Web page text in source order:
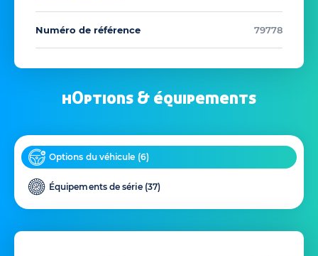
Numéro de référence 79778
hOptions & équipements
Options du véhicule (6)
Équipements de série (37)